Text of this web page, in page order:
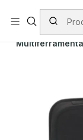
PORTES
Multiferramenta